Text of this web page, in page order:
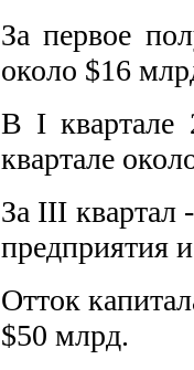
За первое
около $16
В I квартале
квартале
За III квартал
предприятия
Отток
$50 млрд.